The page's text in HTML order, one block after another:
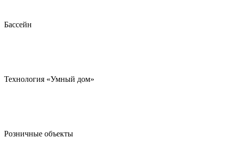
Бассейн
Технология «Умный дом»
Розничные объекты